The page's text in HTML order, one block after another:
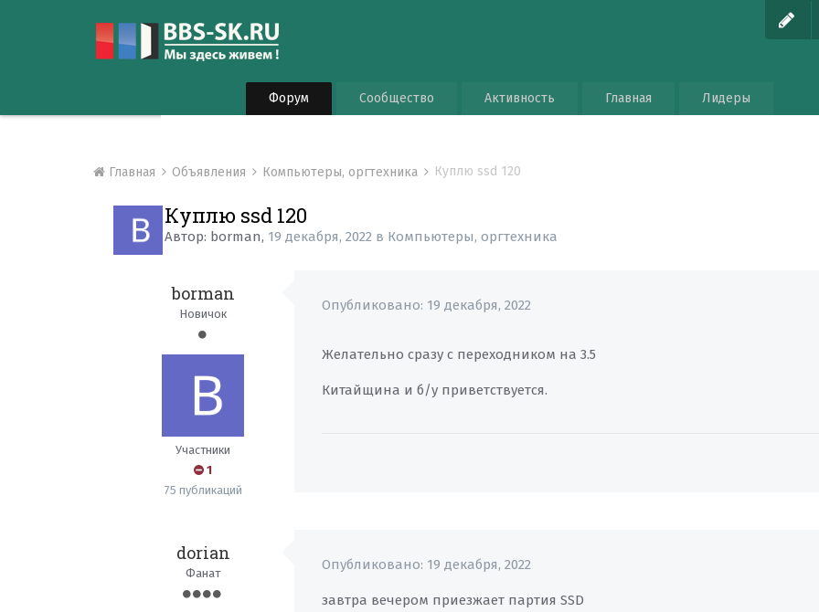
Форум Сообщество Активность Главная Лидеры
Главная Объявления Компьютеры, оргтехника Куплю ssd 120
Куплю ssd 120
Автор: borman, 19 декабря, 2022 в Компьютеры, оргтехника
borman
Новичок
Участники
1
75 публикаций
Опубликовано: 19 декабря, 2022
Желательно сразу с переходником на 3.5
Китайщина и б/у приветствуется.
dorian
Фанат
Опубликовано: 19 декабря, 2022
завтра вечером приезжает партия SSD